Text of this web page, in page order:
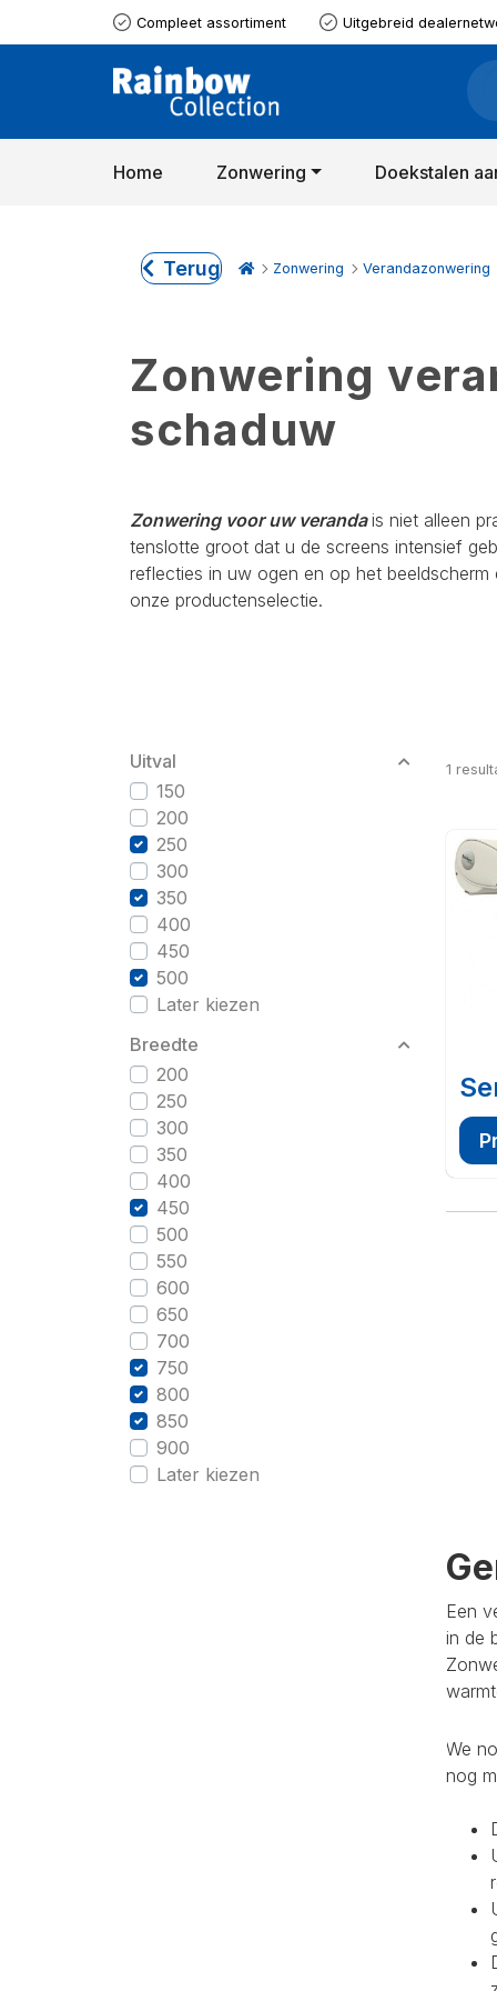
Compleet assortiment Uitgebreid
Home Zonwering Doekstalen
Terug Zonwering Verandazonwering
Zonwering
schaduw
Zonwering voor uw verandais niet alleen
tenslotte groot dat u de screens intensief
reflecties in uw ogen en op het
onze productenselectie.
Uitval
150
200
250
300
350
400
450
500
Later kiezen
Breedte
200
250
300
350
400
450
500
550
600
650
700
750
800
850
900
Later kiezen
1
Een
in de
We
nog